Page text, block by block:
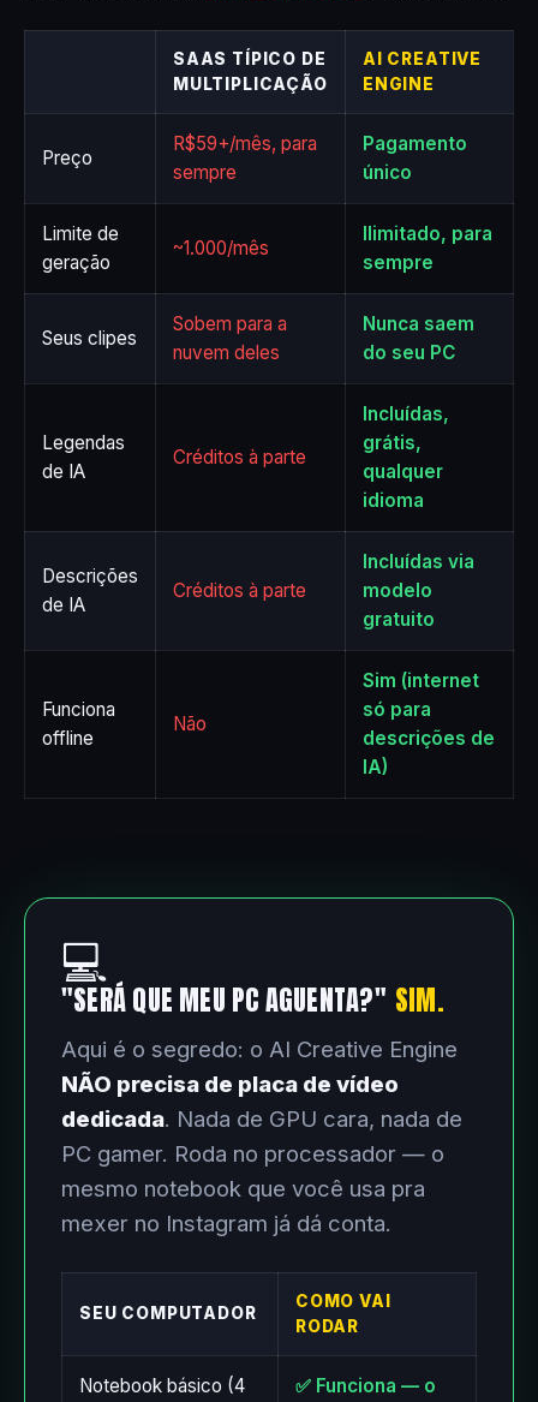
SAAS TÍPICO DE
MULTIPLICAÇÃO
AI CREATIVE
ENGINE
Preço
R$59+/mês, para
sempre
Pagamento
único
Limite de
geração
~1.000/mês
Ilimitado, para
sempre
Seus clipes
Sobem para a
nuvem deles
Nunca saem
do seu PC
Legendas
de IA
Créditos à parte
Incluídas,
grátis,
qualquer
idioma
Descrições
de IA
Créditos à parte
Incluídas via
modelo
gratuito
Funciona
offline
Não
Sim (internet
só para
descrições de
IA)
💻
"SERÁ QUE MEU PC AGUENTA?" SIM.
Aqui é o segredo: o AI Creative Engine
NÃO precisa de placa de vídeo
dedicada. Nada de GPU cara, nada de
PC gamer. Roda no processador — o
mesmo notebook que você usa pra
mexer no Instagram já dá conta.
SEU COMPUTADOR
COMO VAI
RODAR
Notebook básico (4
✅ Funciona — o